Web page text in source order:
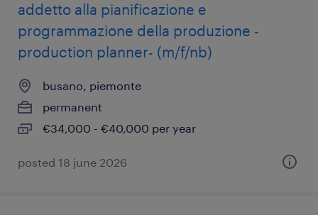
addetto alla pianificazione e
programmazione della produzione -
production planner- (m/f/nb)
busano, piemonte
permanent
€34,000 - €40,000 per year
posted 18 june 2026